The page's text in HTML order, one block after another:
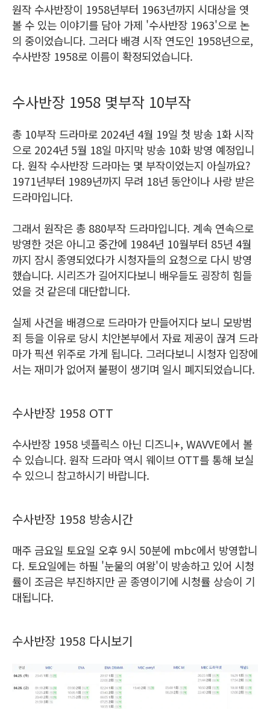
원작 수사반장이 1958년부터 1963년까지 시대상을 엿
볼 수 있는 이야기를 담아 가제 '수사반장 1963'으로 논
의 중이었습니다. 그러다 배경 시작 연도인 1958년으로,
수사반장 1958로 이름이 확정되었습니다.
수사반장 1958 몇부작 10부작
총 10부작 드라마로 2024년 4월 19일 첫 방송 1화 시작
으로 2024년 5월 18일 마지막 방송 10화 방영 예정입니
다. 원작 수사반장 드라마는 몇 부작이었는지 아실까요?
1971년부터 1989년까지 무려 18년 동안이나 사랑 받은
드라마입니다.
그래서 원작은 총 880부작 드라마입니다. 계속 연속으로
방영한 것은 아니고 중간에 1984년 10월부터 85년 4월
까지 잠시 종영되었다가 시청자들의 요청으로 다시 방영
했습니다. 시리즈가 길어지다보니 배우들도 굉장히 힘들
었을 것 같은데 대단합니다.
실제 사건을 배경으로 드라마가 만들어지다 보니 모방범
죄 등을 이유로 당시 치안본부에서 자료 제공이 끊겨 드라
마가 픽션 위주로 가게 됩니다. 그러다보니 시청자 입장에
서는 재미가 없어져 불평이 생기며 일시 폐지되었습니다.
수사반장 1958 OTT
수사반장 1958 넷플릭스 아닌 디즈니+, WAVVE에서 볼
수 있습니다. 원작 드라마 역시 웨이브 OTT를 통해 보실
수 있으니 참고하시기 바랍니다.
수사반장 1958 방송시간
매주 금요일 토요일 오후 9시 50분에 mbc에서 방영합니
다. 토요일에는 하필 '눈물의 여왕'이 방송하고 있어 시청
률이 조금은 부진하지만 곧 종영이기에 시청률 상승이 기
대됩니다.
수사반장 1958 다시보기